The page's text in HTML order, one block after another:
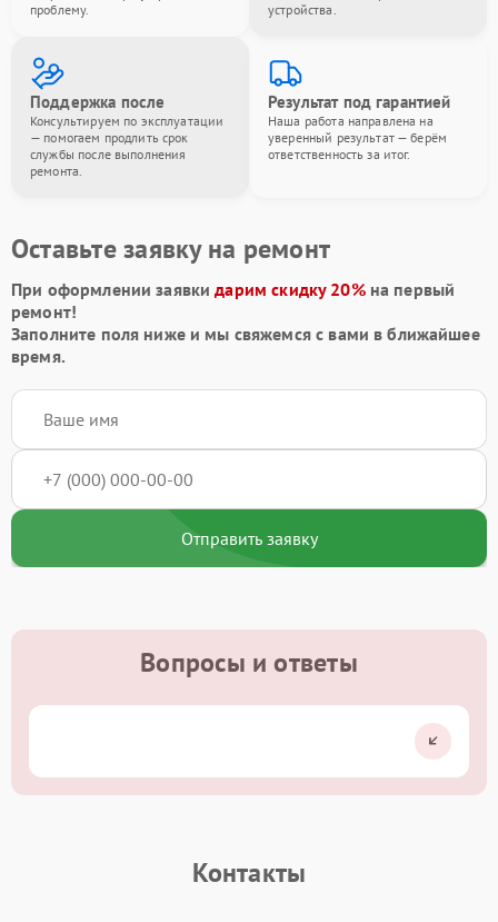
проблему.
устройства.
Поддержка после
Консультируем по эксплуатации
— помогаем продлить срок
службы после выполнения
ремонта.
Результат под гарантией
Наша работа направлена на
уверенный результат — берём
ответственность за итог.
Оставьте заявку на ремонт
При оформлении заявкидарим скидку 20%на первый
ремонт!
Заполните поля ниже и мы свяжемся с вами в ближайшее
время.
Отправить заявку
Вопросы и ответы
Контакты